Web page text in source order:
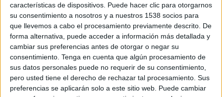
características de dispositivos. Puede hacer clic para otorgarnos
su consentimiento a nosotros y a nuestros 1538 socios para
que llevemos a cabo el procesamiento previamente descrito. De
forma alternativa, puede acceder a información más detallada y
cambiar sus preferencias antes de otorgar o negar su
consentimiento. Tenga en cuenta que algún procesamiento de
sus datos personales puede no requerir de su consentimiento,
pero usted tiene el derecho de rechazar tal procesamiento. Sus
preferencias se aplicarán solo a este sitio web. Puede cambiar
de Lloret de Mar i també dels voltants.
L'alcalde ha explicat que aquest nou centre
seria complementari a l'escola que ja hi ha a
Girona, ja que considera que "són mercats
diferents" els estudiants que pot captar l'escola
d'Hostaleria de Girona i els estudiants de Tossa